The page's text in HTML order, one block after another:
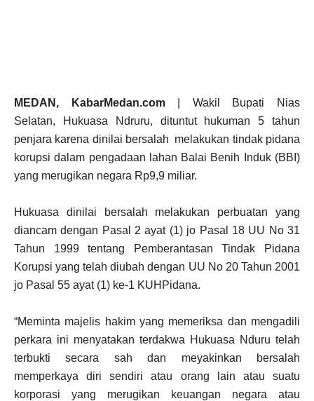
MEDAN, KabarMedan.com| Wakil Bupati Nias
Selatan, Hukuasa Ndruru, dituntut hukuman 5 tahun
penjara karena dinilai bersalah melakukan tindak pidana
korupsi dalam pengadaan lahan Balai Benih Induk (BBI)
yang merugikan negara Rp9,9 miliar.
Hukuasa dinilai bersalah melakukan perbuatan yang
diancam dengan Pasal 2 ayat (1) jo Pasal 18 UU No 31
Tahun 1999 tentang Pemberantasan Tindak Pidana
Korupsi yang telah diubah dengan UU No 20 Tahun 2001
jo Pasal 55 ayat (1) ke-1 KUHPidana.
“Meminta majelis hakim yang memeriksa dan mengadili
perkara ini menyatakan terdakwa Hukuasa Nduru telah
terbukti secara sah dan meyakinkan bersalah
memperkaya diri sendiri atau orang lain atau suatu
korporasi yang merugikan keuangan negara atau